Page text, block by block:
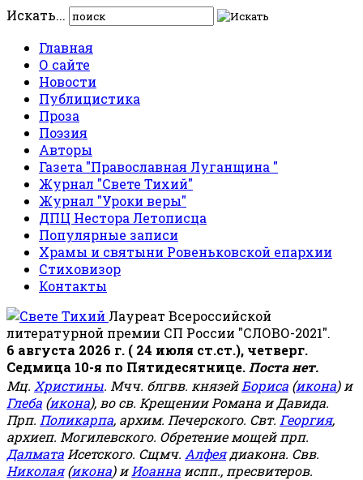
Искать...
Главная
О сайте
Новости
Публицистика
Проза
Поэзия
Авторы
Газета "Православная Луганщина "
Журнал "Свете Тихий"
Журнал "Уроки веры"
ДПЦ Нестора Летописца
Популярные записи
Храмы и святыни Ровеньковской епархии
Стиховизор
Контакты
Лауреат Всероссийской
литературной премии СП России "СЛОВО-2021".
6 августа 2026 г. ( 24 июля ст.ст.), четверг.
Седмица 10-я по Пятидесятнице. Поста нет.
Мц. Христины. Мчч. блгвв. князейБориса (икона) и
Глеба (икона), во св. Крещении Романа и Давида.
Прп. Поликарпа, архим. Печерского. Свт. Георгия,
архиеп. Могилевского. Обретение мощей прп.
Далмата Исетского. Сщмч. Алфеядиакона. Свв.
Николая(икона) иИоанна испп., пресвитеров.